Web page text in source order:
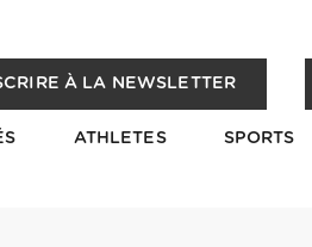
À LA NEWSLETTER
ATHLETES SPORTS